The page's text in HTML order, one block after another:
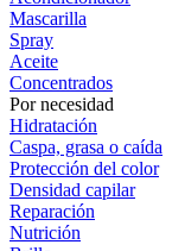
Mascarilla
Spray
Aceite
Concentrados
Por necesidad
Hidratación
Caspa, grasa o caída
Protección del color
Densidad capilar
Reparación
Nutrición